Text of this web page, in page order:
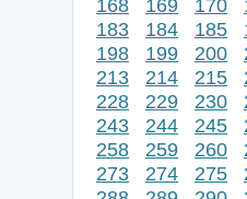
168
169 170
183
184 185
198
199 200
213
214 215
228
229 230
243
244 245
258
259 260
273
274 275